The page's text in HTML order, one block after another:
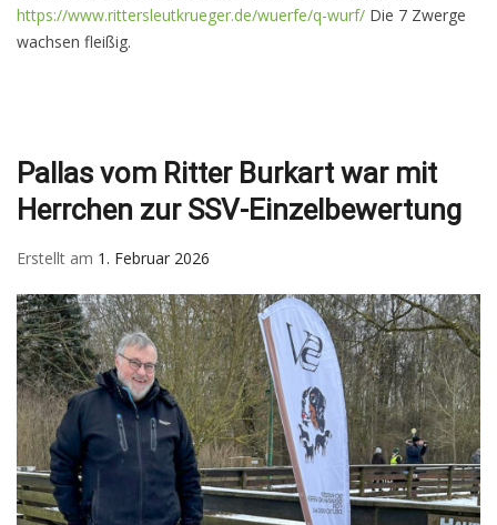
https://www.rittersleutkrueger.de/wuerfe/q-wurf/ Die 7 Zwerge
wachsen fleißig.
Pallas vom Ritter Burkart war mit
Herrchen zur SSV-Einzelbewertung
Erstellt am 1. Februar 2026